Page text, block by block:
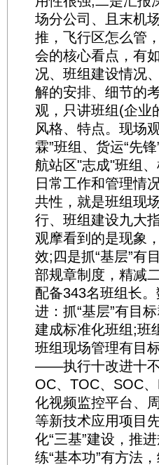
场分公司、且末机
推，飞行区怎么管
会的核心看点，有
况、班组建设情况
解的安排、细节的
观，只讲班组(企业
风格、特点。现场
霖”班组、货运“先
航站区"志成"班组、
日常工作和管理情
共性，就是班组现
行、班组建设九大
观摩看到的是现象
效;四是抓“基层”有
部规章制度，精减
配备343名班组长
进：抓“基层”有
建成标准化班组;
班组现场管理有目
——执行十改进十不
OC、TOC、SOC
化视频监控平台、
等新技术应用项目
化“三基”建设，推
练“基本功”有方法